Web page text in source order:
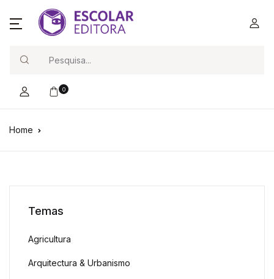
0
Home
Temas
Agricultura
Arquitectura & Urbanismo